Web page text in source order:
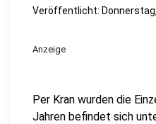
Veröffentlicht:
Anzeige
Per Kran wurden die
Jahren befindet sich